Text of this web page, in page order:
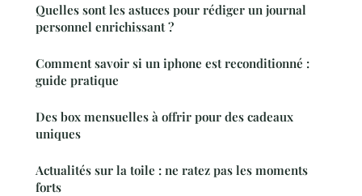
Quelles sont les astuces pour rédiger un journal
personnel enrichissant ?
Comment savoir si un iphone est reconditionné :
guide pratique
Des box mensuelles à offrir pour des cadeaux
uniques
Actualités sur la toile : ne ratez pas les moments
forts